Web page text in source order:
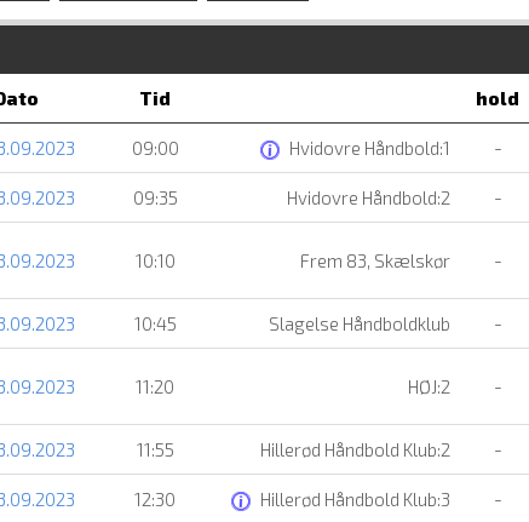
Tid hold
09:00 Hvidovre Håndbold:1 -
09:35 Hvidovre Håndbold:2 -
10:10 Frem 83, Skælskør -
10:45 Slagelse Håndboldklub -
11:20 HØJ:2 -
11:55 Hillerød Håndbold Klub:2 -
12:30 Hillerød Håndbold Klub:3 -